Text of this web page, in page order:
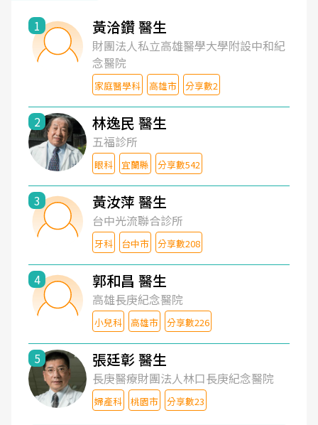
1 黃洽鑽 醫生
財團法人私立高雄醫學大學附設中和紀
念醫院
家庭醫學科 高雄市 分享數2
2 林逸民 醫生
五福診所
眼科 宜蘭縣 分享數542
3 黃汝萍 醫生
台中光流聯合診所
牙科 台中市 分享數208
4 郭和昌 醫生
高雄長庚紀念醫院
小兒科 高雄市 分享數226
5 張廷彰 醫生
長庚醫療財團法人林口長庚紀念醫院
婦產科 桃園市 分享數23